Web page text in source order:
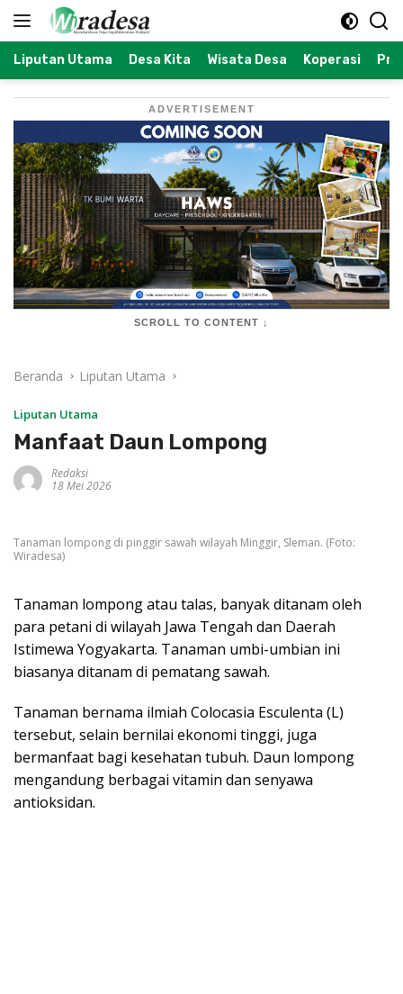
Langsung
Liputan Utama Desa Kita Wisata Desa Koperasi
ADVERTISEMENT
SCROLL TO CONTENT ↓
Beranda Liputan Utama
Liputan Utama
Manfaat Daun Lompong
Redaksi
18 Mei 2026
Tanaman lompong di pinggir sawah wilayah Minggir, Sleman. (Foto:
Wiradesa)
Tanaman lompong atau talas, banyak ditanam oleh
para petani di wilayah Jawa Tengah dan Daerah
Istimewa Yogyakarta. Tanaman umbi-umbian ini
biasanya ditanam di pematang sawah.
Tanaman bernama ilmiah Colocasia Esculenta (L)
tersebut, selain bernilai ekonomi tinggi, juga
bermanfaat bagi kesehatan tubuh. Daun lompong
mengandung berbagai vitamin dan senyawa
antioksidan.